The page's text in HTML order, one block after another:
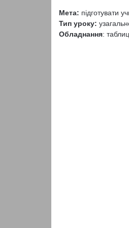
Мета: підготувати
Тип уроку:
Обладнання: